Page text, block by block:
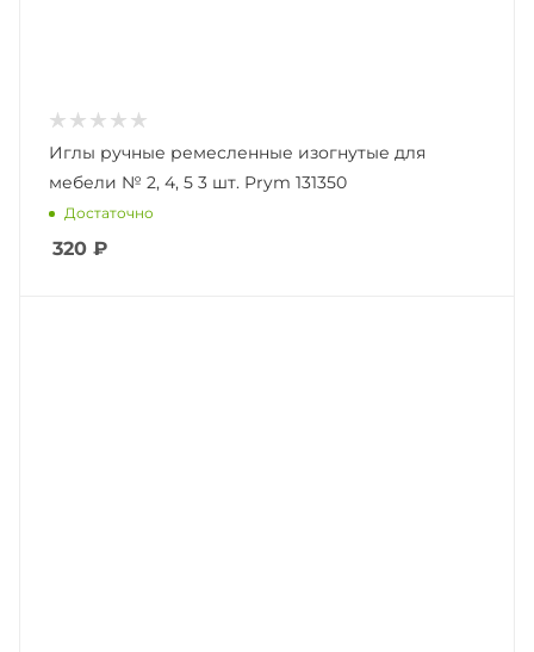
Иглы ручные ремесленные изогнутые для
мебели № 2, 4, 5 3 шт. Prym 131350
Достаточно
320 ₽